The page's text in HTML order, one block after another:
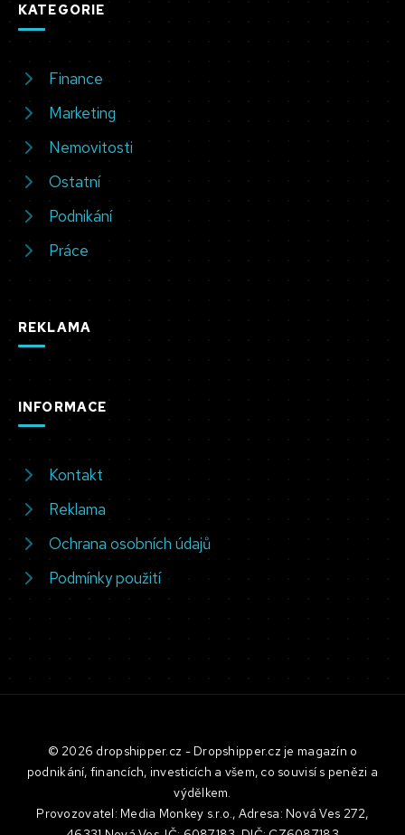
KATEGORIE
Finance
Marketing
Nemovitosti
Ostatní
Podnikání
Práce
REKLAMA
INFORMACE
Kontakt
Reklama
Ochrana osobních údajů
Podmínky použití
© 2026 dropshipper.cz - Dropshipper.cz je magazín o
podnikání, financích, investicích a všem, co souvisí s penězi a
výdělkem.
Provozovatel: Media Monkey s.r.o., Adresa: Nová Ves 272,